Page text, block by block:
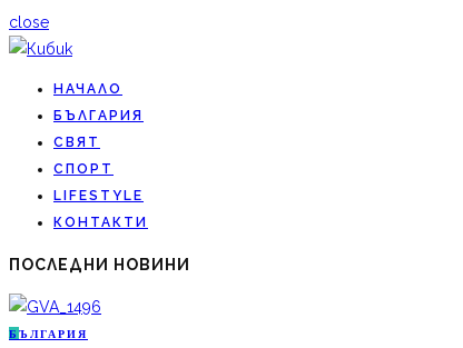
close
НАЧАЛО
БЪЛГАРИЯ
СВЯТ
СПОРТ
LIFESTYLE
КОНТАКТИ
ПОСЛЕДНИ НОВИНИ
Б ЪЛГАРИЯ